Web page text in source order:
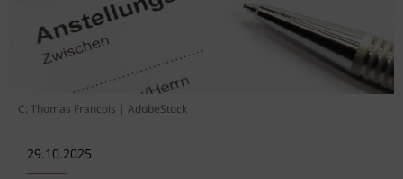
C: Thomas Francois | AdobeStock
29.10.2025